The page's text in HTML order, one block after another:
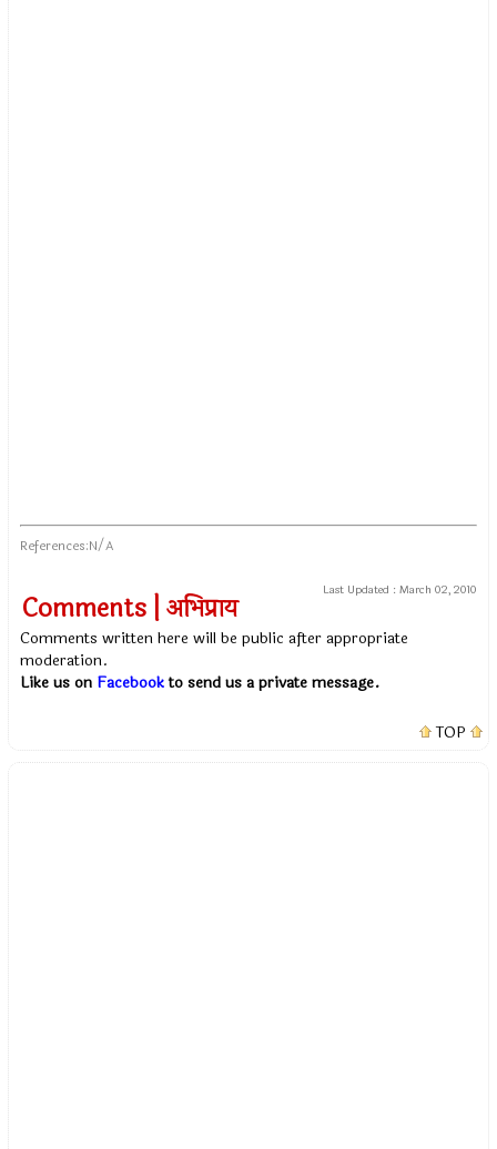
References:N/A
Last Updated : March 02, 2010
Comments | अभिप्राय
Comments written here will be public after appropriate
moderation.
Like us on Facebookto send us a private message.
TOP